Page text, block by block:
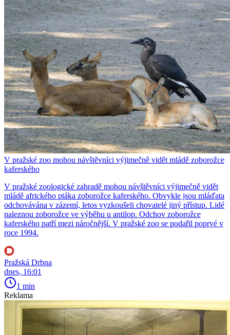
V pražské zoo mohou návštěvníci výjimečně vidět mládě zoborožce
kaferského
V pražské zoologické zahradě mohou návštěvníci výjimečně vidět
mládě afrického ptáka zoborožce kaferského. Obvykle jsou mláďata
odchovávána v zázemí, letos vyzkoušeli chovatelé jiný přístup. Lidé
naleznou zoborožce ve výběhu u antilop. Odchov zoborožce
kaferského patří mezi náročnější. V pražské zoo se podařil poprvé v
roce 1994.
Pražská Drbna
dnes, 16:01
1 min
Reklama